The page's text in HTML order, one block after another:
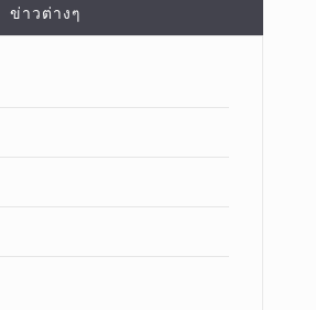
ข่าวต่างๆ